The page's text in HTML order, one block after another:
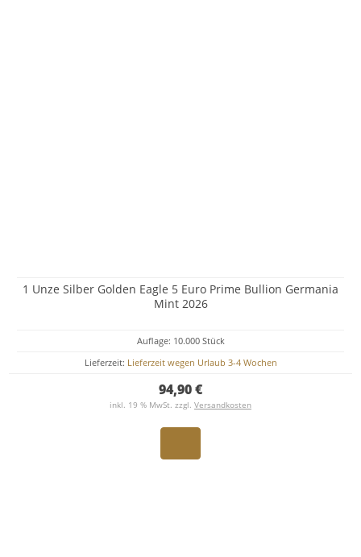
1 Unze Silber Golden Eagle 5 Euro Prime Bullion Germania
Mint 2026
Auflage: 10.000 Stück
Lieferzeit: Lieferzeit wegen Urlaub 3-4 Wochen
94,90 €
inkl. 19 % MwSt. zzgl. Versandkosten